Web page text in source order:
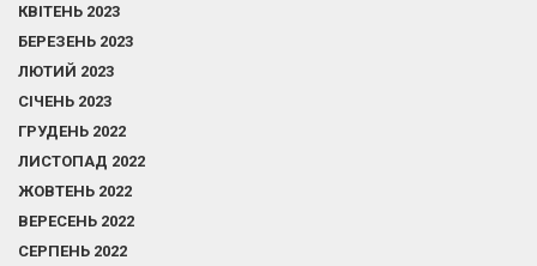
КВІТЕНЬ 2023
БЕРЕЗЕНЬ 2023
ЛЮТИЙ 2023
СІЧЕНЬ 2023
ГРУДЕНЬ 2022
ЛИСТОПАД 2022
ЖОВТЕНЬ 2022
ВЕРЕСЕНЬ 2022
СЕРПЕНЬ 2022